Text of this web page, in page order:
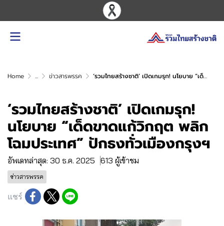
Home ... ข่าวสารพรรค ‘รวมไทยสร้างชาติ’ เปิดเกมรุก! นโยบาย “เด็ดขาดแก้วิกฤต พลิกโฉมประเทศ” ปักธงทั่วเมืองกรุงฯ
‘รวมไทยสร้างชาติ’ เปิดเกมรุก!
นโยบาย “เด็ดขาดแก้วิกฤต พลิก
โฉมประเทศ” ปักธงทั่วเมืองกรุงฯ
อัพเดทล่าสุด: 30 ธ.ค. 2025 613 ผู้เข้าชม
ข่าวสารพรรค
แชร์